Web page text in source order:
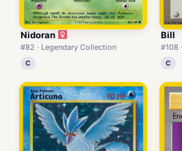
Nidoran
#82 · Legendary Collection
C
Bill
#108
C